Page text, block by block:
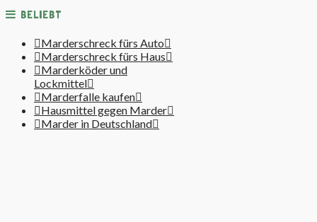
BELIEBT
Marderschreck fürs Auto
Marderschreck fürs Haus
Marderköder und
Lockmittel
Marderfalle kaufen
Hausmittel gegen Marder
Marder in Deutschland